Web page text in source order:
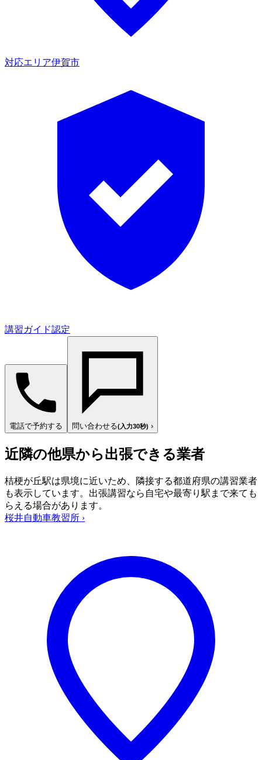
対応エリア伊賀市
講習ガイド認定
電話で予約する 問い合わせる(入力30秒) ›
近隣の他県から出張できる業者
桔梗が丘駅は県境に近いため、隣接する都道府県の講習業者
も表示しています。出張講習なら自宅や最寄り駅まで来ても
らえる場合があります。
桜井自動車教習所 ›